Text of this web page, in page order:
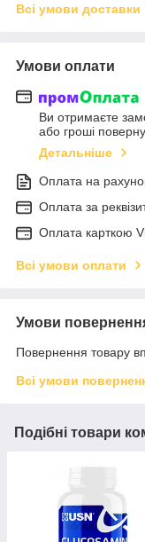
Всі умови доставки
Умови оплати
Ви отримаєте
або гроші
Детальніше
Оплата на
Оплата за
Оплата карткою
Всі умови оплати
Умови
Повернення товару
Всі умови
Подібні товари